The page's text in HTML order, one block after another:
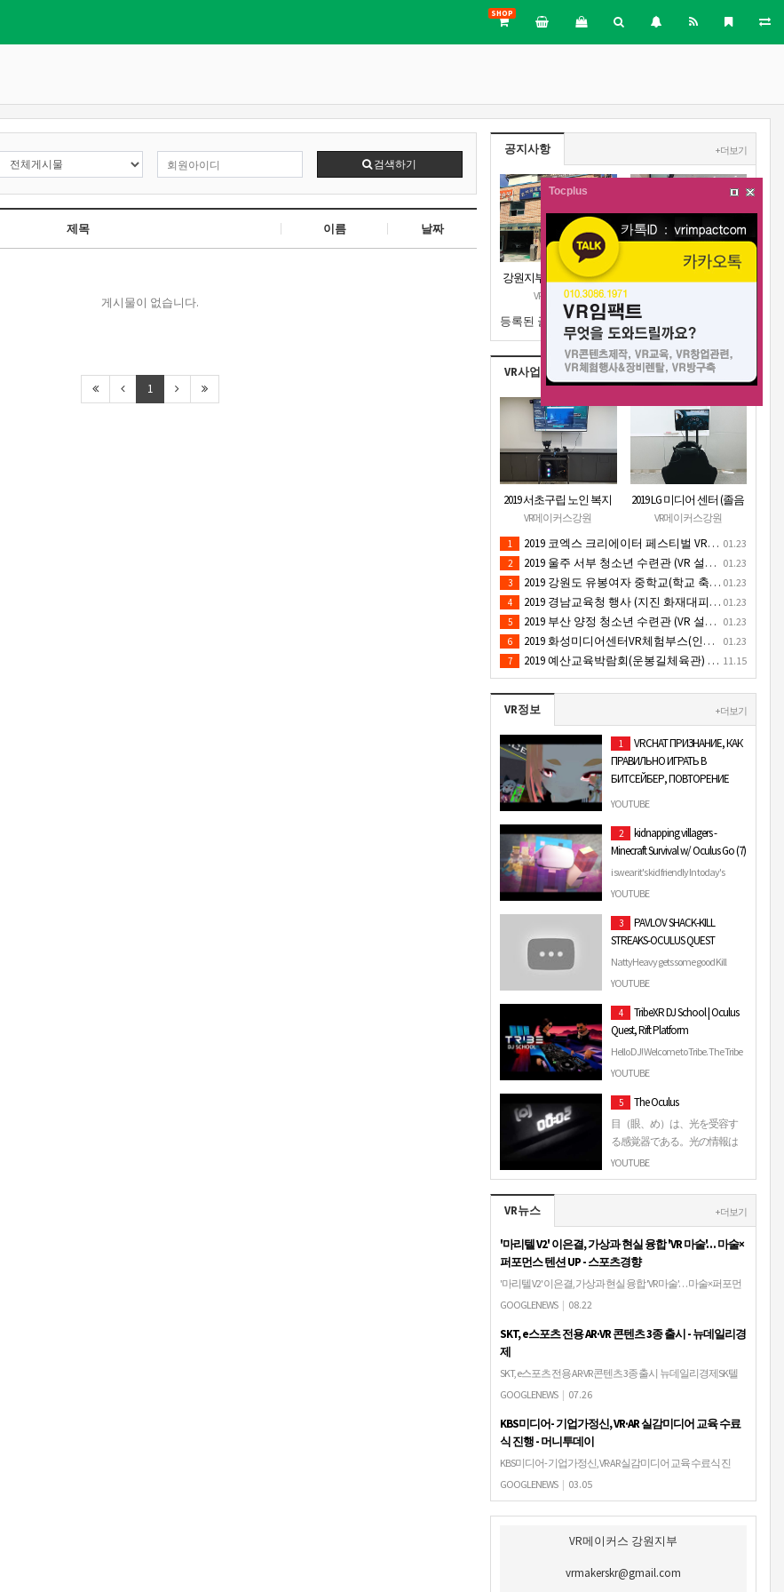
SHOP
검색하기
제목 이름 날짜
게시물이 없습니다.
1
공지사항 + 더보기
강원지부 근처 주차장안
VR메이커스
등록된 글이 없습니다.
VR사업실적
2019 서초구립 노인 복지
관 (VR 설치) - VR 구축 판
VR메이커스강원
2019 LG 미디어 센터 (졸음
운전/ 음주운전 체험 행
사) VR 체험 - VR 렌탈대여
행사
VR메이커스강원
01.23
1 2019 코엑스 크리에이터 페스티벌 VR체험 부스 (인기 VR 체험) - VR렌탈대여 행사
01.23
2 2019 울주 서부 청소년 수련관 (VR 설치) - VR 구축 판매
01.23
3 2019 강원도 유봉여자 중학교(학교 축제 행사 / 인기 VR 컨텐츠 ) - VR렌탈대여 행사
01.23
4 2019 경남교육청 행사 (지진 화재대피 / VR 체험) _ VR 렌탈대여행사
01.23
5 2019 부산 양정 청소년 수련관 (VR 설치) - VR구축 판매
01.23
6 2019 화성미디어센터VR체험부스(인기4D 시뮬레이터 체험)-VR렌탈대여 행사
11.15
7 2019 예산교육박람회(운봉길체육관) VR체험부스(직업진로체험 / 인기VR체험)-VR렌탈대여행사
VR정보 + 더보기
1
VRCHAT ПРИЗНАНИЕ, КАК
ПРАВИЛЬНО ИГРАТЬ В
БИТСЕЙБЕР, ПОВТОРЕНИЕ
стримов, только лучшее! Твич -
https://www.twitch.tv/laffeychan
Наша группа ВК - https://vk.co…
YOUTUBE
2
kidnapping villagers -
Minecraft Survival w/ Oculus Go (7)
i swear it's kid friendly In today's
episode, I use the Oculus Go again
more fun u…
YOUTUBE
3
PAVLOV SHACK-KILL
STREAKS-OCULUS QUEST
NattyHeavy gets some good Kill
Streaks and takes care of digital
but great rounds…
YOUTUBE
4
TribeXR DJ School | Oculus
Quest, Rift Platform
Hello DJ! Welcome to Tribe. The Tribe
app is a full functioning pro-style CDJ
own mus…
YOUTUBE
5 The Oculus
目（眼、め）は、光を受容す
る感覚器である。光の情報は
眼で受容され、中枢神経系の
働きによって視覚が生じる。
YOUTUBE
VR뉴스 + 더보기
'마리텔 V2' 이은결, 가상과 현실 융합 'VR 마술'… 마술×
퍼포먼스 텐션 UP - 스포츠경향
'마리텔 V2' 이은결, 가상과 현실 융합 'VR 마술'… 마술×퍼포먼
스 텐션 UP 스포츠경향일루셔니스트 이은결이 '마이 리틀 텔
마술로...
GOOGLENEWS | 08.22
SKT, e스포츠 전용 AR·VR 콘텐츠 3종 출시 - 뉴데일리경
제
SKT, e스포츠 전용 AR·VR 콘텐츠 3종 출시 뉴데일리경제SK텔
레콤이 e스포츠 관람 패러다임을 바꿀 5G AR(증강현실)·VR(가
지난 3월 인기 …
GOOGLENEWS | 07.26
KBS미디어- 기업가정신, VR·AR 실감미디어 교육 수료
식 진행 - 머니투데이
KBS미디어- 기업가정신, VR·AR 실감미디어 교육 수료식 진
행 머니투데이KBS미디어와 ㈜기업가정신은 최근 2018년도
혁신성장 청년인재 집중양성 사업 VR·AR 실감미디어 교육 수
료식을 진행했다고 5일 밝혔다.…
GOOGLENEWS | 03.05
VR메이커스 강원지부
vrmakerskr@gmail.com
Tocplus